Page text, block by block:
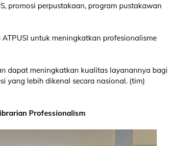
promosi perpustakaan, program pustakawan
untuk meningkatkan profesionalisme
dapat meningkatkan kualitas layanannya bagi
yang lebih dikenal secara nasional. (tim)
Professionalism